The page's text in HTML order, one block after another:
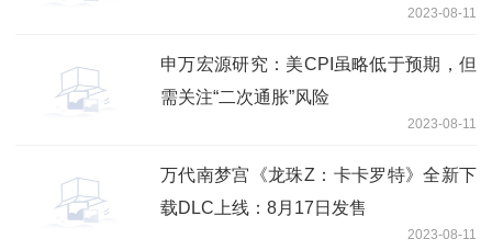
2023-08-11
申万宏源研究：美CPI虽略低于预期，但
需关注“二次通胀”风险
2023-08-11
万代南梦宫《龙珠Z：卡卡罗特》全新下
载DLC上线：8月17日发售
2023-08-11